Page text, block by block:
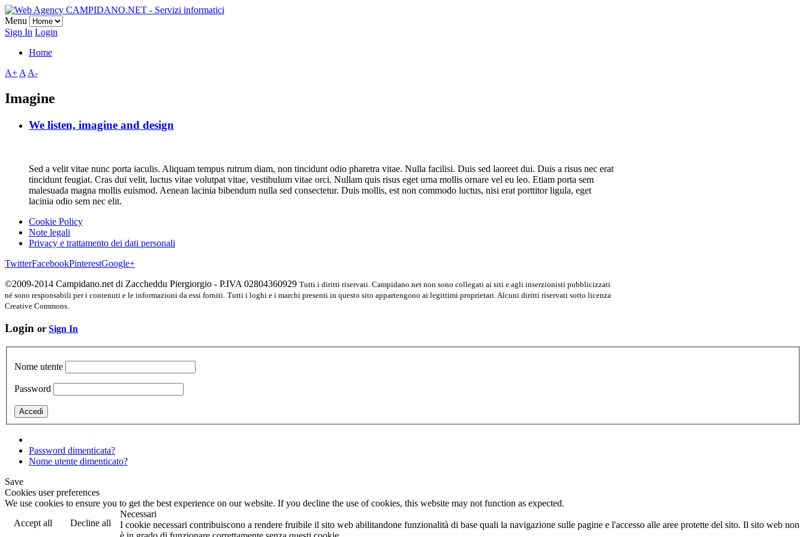
Menu
Sign In Login
Home
A+ A A-
Imagine
We listen, imagine and design
Sed a velit vitae nunc porta iaculis. Aliquam tempus rutrum diam, non tincidunt odio pharetra vitae. Nulla facilisi. Duis sed laoreet dui. Duis a risus nec erat
tincidunt feugiat. Cras dui velit, luctus vitae volutpat vitae, vestibulum vitae orci. Nullam quis risus eget urna mollis ornare vel eu leo. Etiam porta sem
malesuada magna mollis euismod. Aenean lacinia bibendum nulla sed consectetur. Duis mollis, est non commodo luctus, nisi erat porttitor ligula, eget
lacinia odio sem nec elit.
Cookie Policy
Note legali
Privacy e trattamento dei dati personali
TwitterFacebookPinterestGoogle+
©2009-2014 Campidano.net di Zaccheddu Piergiorgio - P.IVA 02804360929 Tutti i diritti riservati. Campidano.net non sono collegati ai siti e agli inserzionisti pubblicizzati
né sono responsabili per i contenuti e le informazioni da essi forniti. Tutti i loghi e i marchi presenti in questo sito appartengono ai legittimi proprietari. Alcuni diritti riservati sotto licenza
Creative Commons.
Login or Sign In
Nome utente
Password
Password dimenticata?
Nome utente dimenticato?
Save
Cookies user preferences
We use cookies to ensure you to get the best experience on our website. If you decline the use of cookies, this website may not function as expected.
Accept all
Decline all
Necessari
I cookie necessari contribuiscono a rendere fruibile il sito web abilitandone funzionalità di base quali la navigazione sulle pagine e l'accesso alle aree protette del sito. Il sito web non